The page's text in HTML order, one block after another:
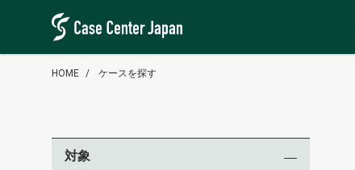
HOME ケースを探す
対象